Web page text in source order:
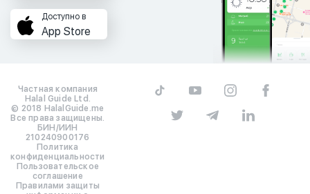
Доступно в
App Store
Частная компания
Halal Guide Ltd.
© 2018 HalalGuide.me
Все права защищены.
БИН/ИИН
210240900176
Политика
конфиденциальности
Пользовательское
соглашение
Правилами защиты